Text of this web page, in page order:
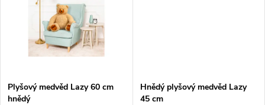
ů
Plyšový medvěd Lazy 60 cm
hnědý
Hnědý plyšový medvěd Lazy
45 cm